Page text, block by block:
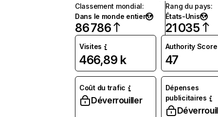
Classement mondial:
Dans le monde entier
86 786
Rang du pays:
États-Unis
21 035
Visites
466,89 k
Authority Score
47
Coût du trafic
Déverrouiller
Dépenses
publicitaires